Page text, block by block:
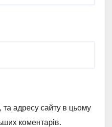
адресу сайту в цьому
коментарів.